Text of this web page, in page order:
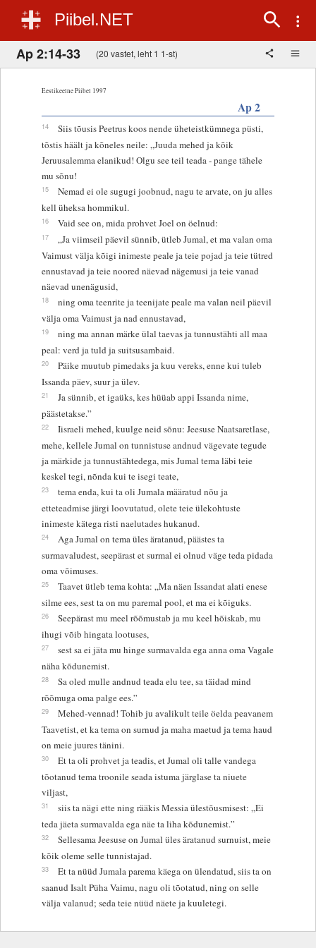
Piibel.NET
Ap 2:14-33 (20 vastet, leht 1 1-st)
Eestikeelne Piibel 1997
Ap 2
14
Siis tõusis Peetrus koos nende üheteistkümnega püsti,
tõstis häält ja kõneles neile: „Juuda mehed ja kõik
Jeruusalemma elanikud! Olgu see teil teada - pange tähele
mu sõnu!
15
Nemad ei ole sugugi joobnud, nagu te arvate, on ju alles
kell üheksa hommikul.
16 Vaid see on, mida prohvet Joel on öelnud:
17
„Ja viimseil päevil sünnib, ütleb Jumal, et ma valan oma
Vaimust välja kõigi inimeste peale ja teie pojad ja teie tütred
ennustavad ja teie noored näevad nägemusi ja teie vanad
näevad unenägusid,
18
ning oma teenrite ja teenijate peale ma valan neil päevil
välja oma Vaimust ja nad ennustavad,
19
ning ma annan märke ülal taevas ja tunnustähti all maa
peal: verd ja tuld ja suitsusambaid.
20
Päike muutub pimedaks ja kuu vereks, enne kui tuleb
Issanda päev, suur ja ülev.
21
Ja sünnib, et igaüks, kes hüüab appi Issanda nime,
päästetakse.”
22
Iisraeli mehed, kuulge neid sõnu: Jeesuse Naatsaretlase,
mehe, kellele Jumal on tunnistuse andnud vägevate tegude
ja märkide ja tunnustähtedega, mis Jumal tema läbi teie
keskel tegi, nõnda kui te isegi teate,
23
tema enda, kui ta oli Jumala määratud nõu ja
etteteadmise järgi loovutatud, olete teie ülekohtuste
inimeste kätega risti naelutades hukanud.
24
Aga Jumal on tema üles äratanud, päästes ta
surmavaludest, seepärast et surmal ei olnud väge teda pidada
oma võimuses.
25
Taavet ütleb tema kohta: „Ma näen Issandat alati enese
silme ees, sest ta on mu paremal pool, et ma ei kõiguks.
26
Seepärast mu meel rõõmustab ja mu keel hõiskab, mu
ihugi võib hingata lootuses,
27
sest sa ei jäta mu hinge surmavalda ega anna oma Vagale
näha kõdunemist.
28
Sa oled mulle andnud teada elu tee, sa täidad mind
rõõmuga oma palge ees.”
29
Mehed-vennad! Tohib ju avalikult teile öelda peavanem
Taavetist, et ka tema on surnud ja maha maetud ja tema haud
on meie juures tänini.
30
Et ta oli prohvet ja teadis, et Jumal oli talle vandega
tõotanud tema troonile seada istuma järglase ta niuete
viljast,
31
siis ta nägi ette ning rääkis Messia ülestõusmisest: „Ei
teda jäeta surmavalda ega näe ta liha kõdunemist.”
32
Sellesama Jeesuse on Jumal üles äratanud surnuist, meie
kõik oleme selle tunnistajad.
33
Et ta nüüd Jumala parema käega on ülendatud, siis ta on
saanud Isalt Püha Vaimu, nagu oli tõotatud, ning on selle
välja valanud; seda teie nüüd näete ja kuuletegi.